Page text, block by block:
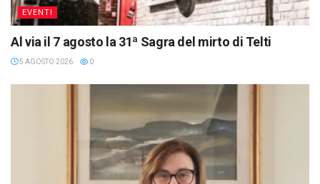
EVENTI
Al via il 7 agosto la 31ª Sagra del mirto di Telti
5 AGOSTO 2026 0